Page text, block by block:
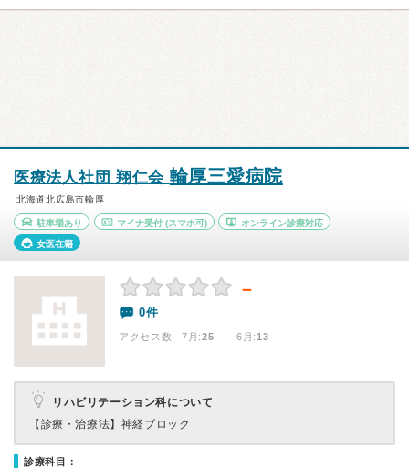
医療法人社団 翔仁会 輪厚三愛病院
北海道北広島市輪厚
駐車場あり マイナ受付(スマホ可) オンライン診療対応
女医在籍
－
0件
アクセス数 7月:25 | 6月:13
リハビリテーション科について
【診療・治療法】 神経ブロック
診療科目：